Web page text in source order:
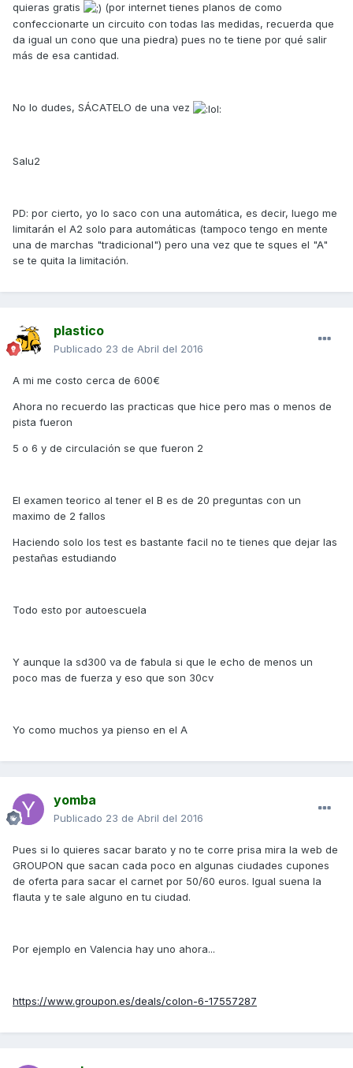
quieras gratis
(por internet tienes planos de como
confeccionarte un circuito con todas las medidas, recuerda que
da igual un cono que una piedra) pues no te tiene por qué salir
más de esa cantidad.
No lo dudes, SÁCATELO de una vez
Salu2
PD: por cierto, yo lo saco con una automática, es decir, luego me
limitarán el A2 solo para automáticas (tampoco tengo en mente
una de marchas "tradicional") pero una vez que te sques el "A"
se te quita la limitación.
plastico
Publicado 23 de Abril del 2016
A mi me costo cerca de 600€
Ahora no recuerdo las practicas que hice pero mas o menos de
pista fueron
5 o 6 y de circulación se que fueron 2
El examen teorico al tener el B es de 20 preguntas con un
maximo de 2 fallos
Haciendo solo los test es bastante facil no te tienes que dejar las
pestañas estudiando
Todo esto por autoescuela
Y aunque la sd300 va de fabula si que le echo de menos un
poco mas de fuerza y eso que son 30cv
Yo como muchos ya pienso en el A
yomba
Publicado 23 de Abril del 2016
Pues si lo quieres sacar barato y no te corre prisa mira la web de
GROUPON que sacan cada poco en algunas ciudades cupones
de oferta para sacar el carnet por 50/60 euros. Igual suena la
flauta y te sale alguno en tu ciudad.
Por ejemplo en Valencia hay uno ahora...
https://www.groupon.es/deals/colon-6-17557287